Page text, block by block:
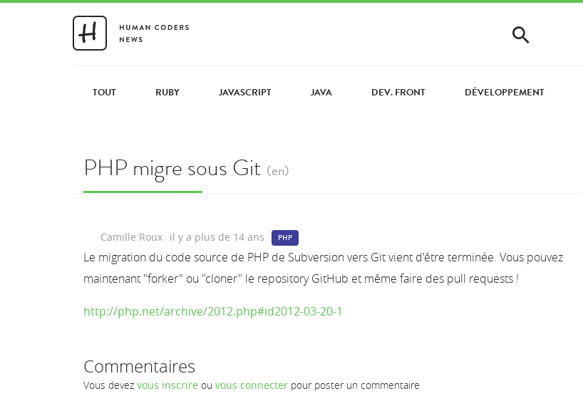
TOUT RUBY JAVASCRIPT JAVA DEV. FRONT DÉVELOPPEMENT
PHP migre sous Git (en)
Camille Roux il y a plus de 14 ans PHP
Le migration du code source de PHP de Subversion vers Git vient d'être terminée. Vous pouvez
maintenant "forker" ou "cloner" le repository GitHub et même faire des pull requests !
http://php.net/archive/2012.php#id2012-03-20-1
Commentaires
Vous devez vous inscrire ou vous connecter pour poster un commentaire